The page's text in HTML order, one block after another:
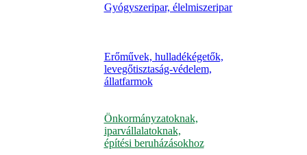
Gyógyszeripar, élelmiszeripar
Erőművek, hulladékégetők,
levegőtisztaság-védelem,
állatfarmok
Önkormányzatoknak,
iparvállalatoknak,
építési beruházásokhoz